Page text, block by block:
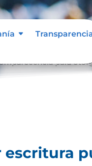
para
escritura